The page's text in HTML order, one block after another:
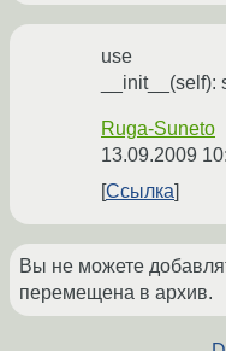
use
__init__(self):
Ruga-Suneto
13.09.2009
Ссылка
Вы не можете
перемещена в архив.